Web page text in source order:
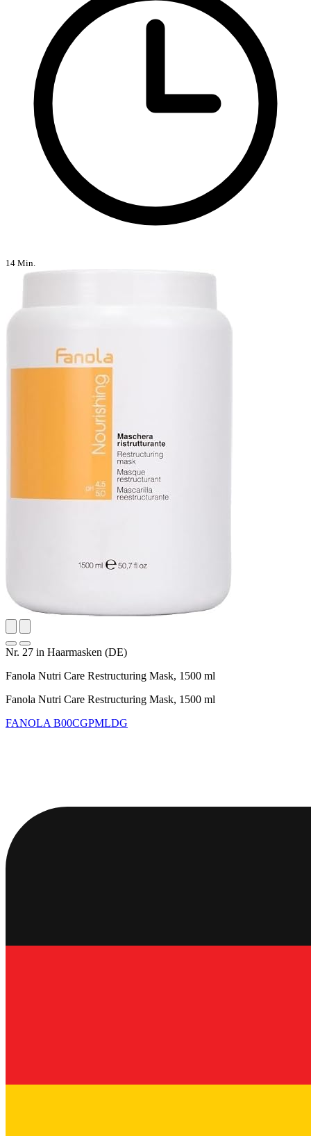
14 Min.
Nr. 27 in Haarmasken (DE)
Fanola Nutri Care Restructuring Mask, 1500 ml
Fanola Nutri Care Restructuring Mask, 1500 ml
FANOLA B00CGPMLDG